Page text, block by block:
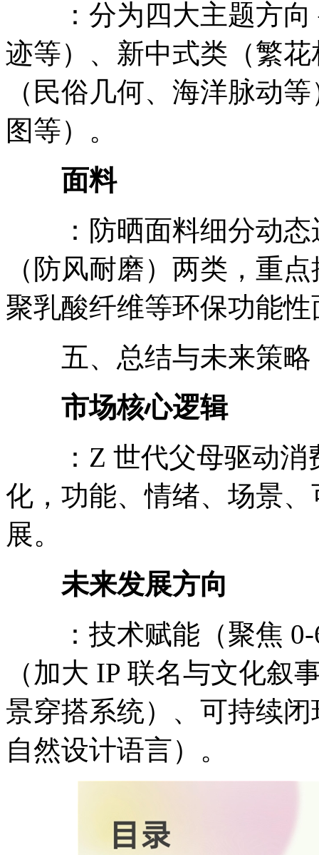
：分为四大主题方向
迹等）、新中式类（繁
（民俗几何、海洋脉动
图等）。
面料
：防晒面料细分动态
（防风耐磨）两类，重
聚乳酸纤维等环保功能性
五、总结与未来策略
市场核心逻辑
：Z 世代父母驱动消
化，功能、情绪、场景
展。
未来发展方向
：技术赋能（聚焦 0-
（加大 IP 联名与文化叙
景穿搭系统）、可持续
自然设计语言）。